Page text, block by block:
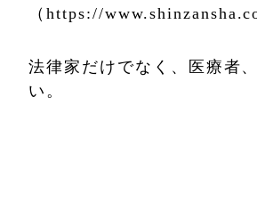
（https://
法律家だけでなく、医療者
い。